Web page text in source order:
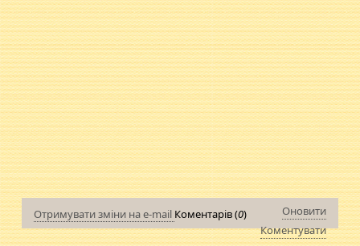
Отримувати зміни на e-mail Коментарів (0)
Оновити
Коментувати